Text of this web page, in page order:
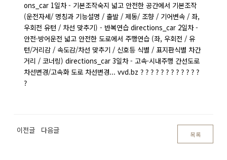
ons_car 1일차 - 기본조작숙지 넓고 안전한 공간에서 기본조작
(운전자세/ 명칭과 기능설명 / 출발 / 제동/ 조향 / 기어변속 / 좌,
우회전 유턴 / 차선 맞추기) - 반복연습 directions_car 2일차 -
안전·방어운전 넓고 안전한 도로에서 주행연습 (좌, 우회전 / 유
턴/거리감 / 속도감/차선 맞추기 / 신호등 식별 / 표지판식별 차간
거리 / 코너링) directions_car 3일차 - 고속·시내주행 간선도로
차선변경/고속화 도로 차선변경... vvd.bz ? ? ? ? ? ? ? ? ? ? ? ?
?
이전글 다음글 목록